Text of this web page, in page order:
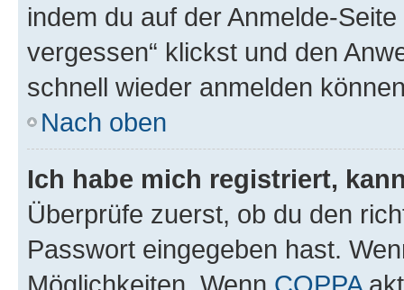
indem du auf der Anmelde-
vergessen“ klickst und den
schnell wieder anmelden
Nach oben
Ich habe mich registriert,
Überprüfe zuerst, ob du den
Passwort eingegeben hast.
Möglichkeiten. Wenn COPPA